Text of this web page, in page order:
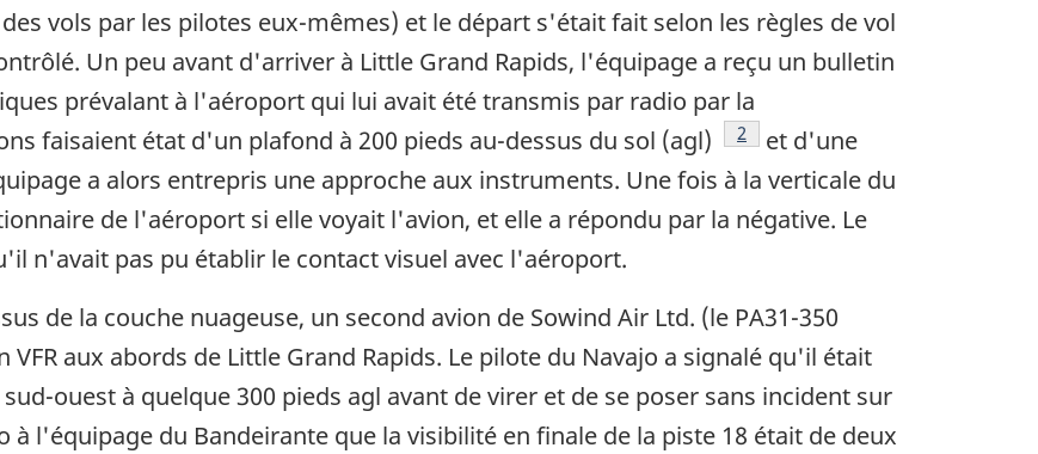
vols par les pilotes eux-mêmes) et le départ s'était fait selon les règles de vol
Un peu avant d'arriver à Little Grand Rapids, l'équipage a reçu un bulletin
prévalant à l'aéroport qui lui avait été transmis par radio par la
faisaient état d'un plafond à 200 pieds au-dessus du sol (agl)
Note de bas de page
2
et d'une
de page a alors entrepris une approche aux instruments. Une fois à la verticale du
de l'aéroport si elle voyait l'avion, et elle a répondu par la négative. Le
n'avait pas pu établir le contact visuel avec l'aéroport.
de la couche nuageuse, un second avion de Sowind Air Ltd. (le PA31-350
VFR aux abords de Little Grand Rapids. Le pilote du Navajo a signalé qu'il était
ouest à quelque 300 pieds agl avant de virer et de se poser sans incident sur
à l'équipage du Bandeirante que la visibilité en finale de la piste 18 était de deux